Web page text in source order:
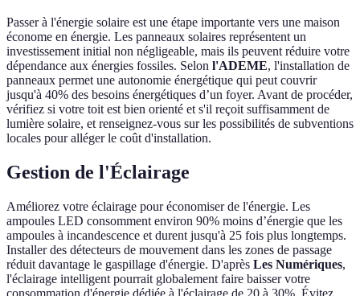
Passer à l'énergie solaire est une étape importante vers une maison
économe en énergie. Les panneaux solaires représentent un
investissement initial non négligeable, mais ils peuvent réduire votre
dépendance aux énergies fossiles. Selon l'ADEME, l'installation de
panneaux permet une autonomie énergétique qui peut couvrir
jusqu'à 40% des besoins énergétiques d’un foyer. Avant de procéder,
vérifiez si votre toit est bien orienté et s'il reçoit suffisamment de
lumière solaire, et renseignez-vous sur les possibilités de subventions
locales pour alléger le coût d'installation.
Gestion de l'Éclairage
Améliorez votre éclairage pour économiser de l'énergie. Les
ampoules LED consomment environ 90% moins d’énergie que les
ampoules à incandescence et durent jusqu'à 25 fois plus longtemps.
Installer des détecteurs de mouvement dans les zones de passage
réduit davantage le gaspillage d'énergie. D'après Les Numériques,
l'éclairage intelligent pourrait globalement faire baisser votre
consommation d'énergie dédiée à l'éclairage de 20 à 30%. Évitez